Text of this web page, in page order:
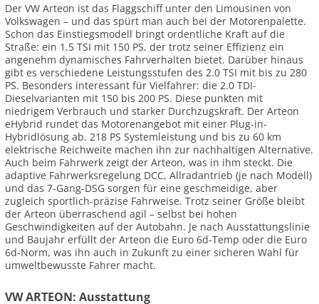
Der VW Arteon ist das Flaggschiff unter den Limousinen von
Volkswagen – und das spürt man auch bei der Motorenpalette.
Schon das Einstiegsmodell bringt ordentliche Kraft auf die
Straße: ein 1.5 TSI mit 150 PS, der trotz seiner Effizienz ein
angenehm dynamisches Fahrverhalten bietet. Darüber hinaus
gibt es verschiedene Leistungsstufen des 2.0 TSI mit bis zu 280
PS. Besonders interessant für Vielfahrer: die 2.0 TDI-
Dieselvarianten mit 150 bis 200 PS. Diese punkten mit
niedrigem Verbrauch und starker Durchzugskraft. Der Arteon
eHybrid rundet das Motorenangebot mit einer Plug-in-
Hybridlösung ab. 218 PS Systemleistung und bis zu 60 km
elektrische Reichweite machen ihn zur nachhaltigen Alternative.
Auch beim Fahrwerk zeigt der Arteon, was in ihm steckt. Die
adaptive Fahrwerksregelung DCC, Allradantrieb (je nach Modell)
und das 7-Gang-DSG sorgen für eine geschmeidige, aber
zugleich sportlich-präzise Fahrweise. Trotz seiner Größe bleibt
der Arteon überraschend agil – selbst bei hohen
Geschwindigkeiten auf der Autobahn. Je nach Ausstattungslinie
und Baujahr erfüllt der Arteon die Euro 6d-Temp oder die Euro
6d-Norm, was ihn auch in Zukunft zu einer sicheren Wahl für
umweltbewusste Fahrer macht.
VW ARTEON: Ausstattung